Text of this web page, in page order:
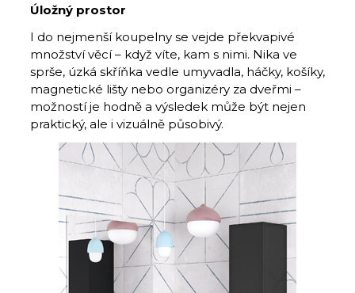
Úložný prostor
I do nejmenší koupelny se vejde překvapivé
množství věcí – když víte, kam s nimi. Nika ve
sprše, úzká skříň­ka vedle umyvadla, háčky, košíky,
mag­netické lišty nebo organizéry za dveřmi –
možností je hodně a výsledek může být nejen
praktický, ale i vizuálně působivý.